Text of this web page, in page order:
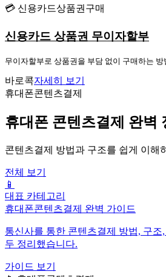
💳 신용카드상품권구매
신용카드 상품권 무이자할부
무이자할부로 상품권을 부담 없이 구매하는 방
바로콕자세히 보기
휴대폰콘텐츠결제
휴대폰 콘텐츠결제 완벽
콘텐츠결제 방법과 구조를 쉽게 이해
전체 보기
📱
대표 카테고리
휴대폰콘텐츠결제 완벽 가이드
통신사를 통한 콘텐츠결제 방법, 구조
두 정리했습니다.
가이드 보기